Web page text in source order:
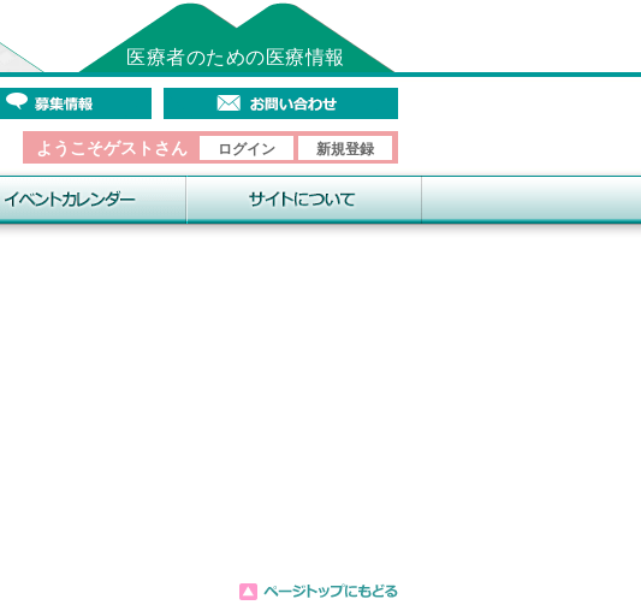
医療者のための医療情報
ようこそゲストさん ログイン 新規登録